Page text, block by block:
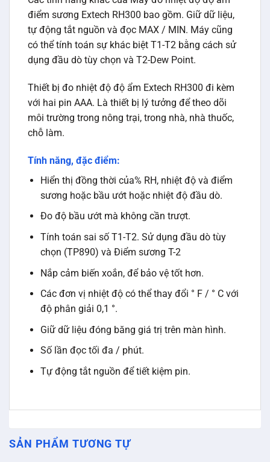
điểm sương Extech RH300 bao gồm. Giữ dữ liệu,
tự động tắt nguồn và đọc MAX / MIN. Máy cũng
có thể tính toán sự khác biệt T1-T2 bằng cách sử
dụng đầu dò tùy chọn và T2-Dew Point.
Thiết bị đo nhiệt độ độ ẩm Extech RH300 đi kèm
với hai pin AAA. Là thiết bị lý tưởng để theo dõi
môi trường trong nông trại, trong nhà, nhà thuốc,
chỗ làm.
Tính năng, đặc điểm:
Hiển thị đồng thời của% RH, nhiệt độ và điểm
sương hoặc bầu ướt hoặc nhiệt độ đầu dò.
Đo độ bầu ướt mà không cần trượt.
Tính toán sai số T1-T2. Sử dụng đầu dò tùy
chọn (TP890) và Điểm sương T-2
Nắp cảm biến xoắn, để bảo vệ tốt hơn.
Các đơn vị nhiệt độ có thể thay đổi ° F / ° C với
độ phân giải 0,1 °.
Giữ dữ liệu đóng băng giá trị trên màn hình.
Số lần đọc tối đa / phút.
Tự động tắt nguồn để tiết kiệm pin.
SẢN PHẨM TƯƠNG TỰ